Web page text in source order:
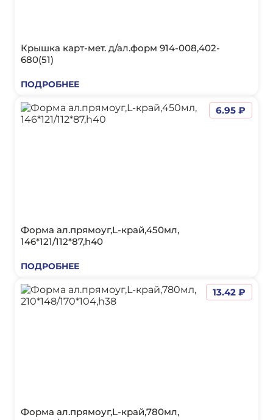
Крышка карт-мет. д/ал.форм 914-008,402-
680(51)
ПОДРОБНЕЕ
Форма ал.прямоуг,L-край,450мл,
146*121/112*87,h40
ПОДРОБНЕЕ
6.95 ₽
Форма ал.прямоуг,L-край,780мл,
13.42 ₽